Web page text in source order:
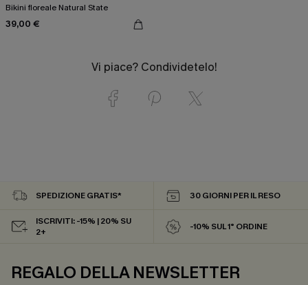
Bikini floreale Natural State
39,00 €
Vi piace? Condividetelo!
SPEDIZIONE GRATIS* 30 GIORNI PER IL RESO
ISCRIVITI: -15% | 20% SU
2+
-10% SUL 1° ORDINE
REGALO DELLA NEWSLETTER